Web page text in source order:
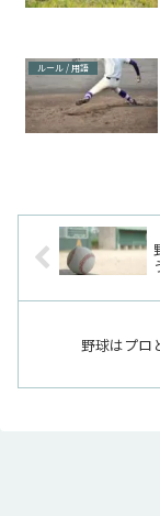
ルール / 用語
野球はプロ